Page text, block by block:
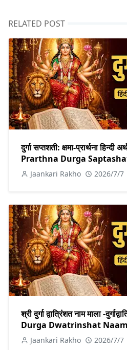
RELATED POST
दुर्गा सप्तशती: क्षमा-प्रार्थना
Prarthna Durga
Jaankari Rakho 2026/7/7
श्री दुर्गा द्वात्रिंशत नाम माला -
Durga Dwatrinshat
Jaankari Rakho 2026/7/7